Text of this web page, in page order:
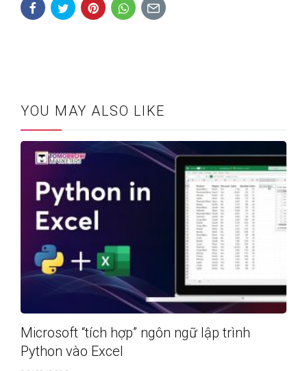
YOU MAY ALSO LIKE
Microsoft “tích hợp” ngôn ngữ lập trình
Python vào Excel